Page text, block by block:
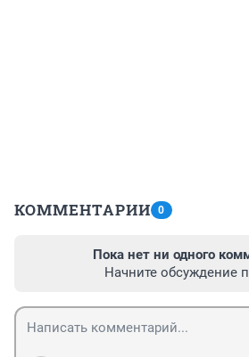
КОММЕНТАРИИ 0
Пока нет ни одного
Начните обсуждение